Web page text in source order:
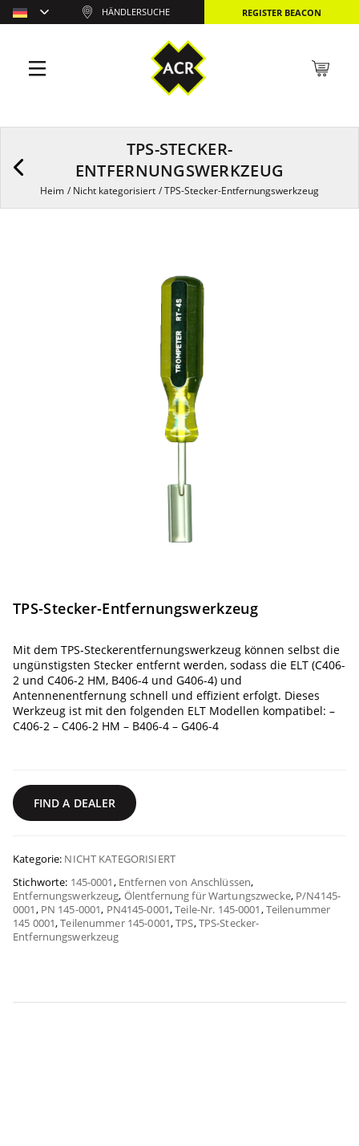
TPS-STECKER-
ENTFERNUNGSWERKZEUG
Heim /Nicht kategorisiert /TPS-Stecker-Entfernungswerkzeug
TPS-Stecker-Entfernungswerkzeug
Mit dem TPS-Steckerentfernungswerkzeug können selbst die
ungünstigsten Stecker entfernt werden, sodass die ELT (C406-
2 und C406-2 HM, B406-4 und G406-4) und
Antennenentfernung schnell und effizient erfolgt. Dieses
Werkzeug ist mit den folgenden ELT Modellen kompatibel: –
C406-2 – C406-2 HM – B406-4 – G406-4
FIND A DEALER
Kategorie: NICHT KATEGORISIERT
Stichworte: 145-0001, Entfernen von Anschlüssen,
Entfernungswerkzeug, Ölentfernung für Wartungszwecke, P/N4145-
0001, PN 145-0001, PN4145-0001,Teile-Nr. 145-0001,Teilenummer
145 0001,Teilenummer 145-0001,TPS,TPS-Stecker-
Entfernungswerkzeug
HÄNDLERSUCHE REGISTER BEACON